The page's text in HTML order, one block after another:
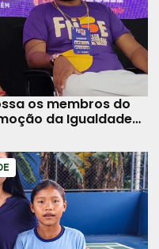
os membros do
da Igualdade